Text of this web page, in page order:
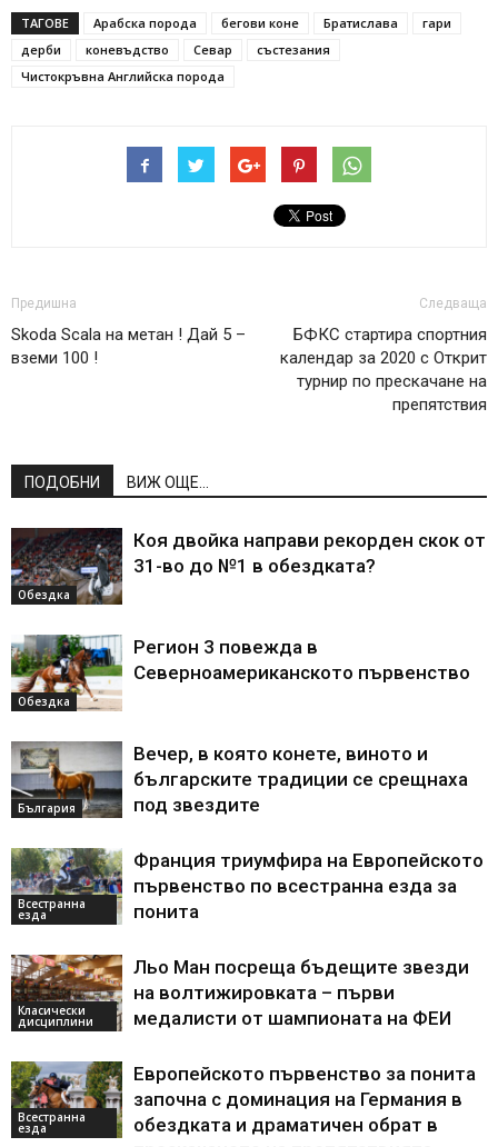
ТАГОВЕ Арабска порода бегови коне Братислава
гари
дерби
коневъдство Севар
състезания
Чистокръвна Английска порода
Предишна
Skoda Scala на метан ! Дай 5 –
вземи 100 !
Следваща
БФКС стартира спортния
календар за 2020 с Открит
турнир по прескачане на
препятствия
ПОДОБНИ ВИЖ ОЩЕ...
Обездка
Коя двойка направи рекорден скок от
31-во до №1 в обездката?
Обездка
Регион 3 повежда в
Северноамериканското първенство
България
Вечер, в която конете, виното и
българските традиции се срещнаха
под звездите
Всестранна
езда
Франция триумфира на Европейското
първенство по всестранна езда за
понита
Класически
дисциплини
Льо Ман посреща бъдещите звезди
на волтижировката – първи
медалисти от шампионата на ФЕИ
Всестранна
езда
Европейското първенство за понита
започна с доминация на Германия в
обездката и драматичен обрат в